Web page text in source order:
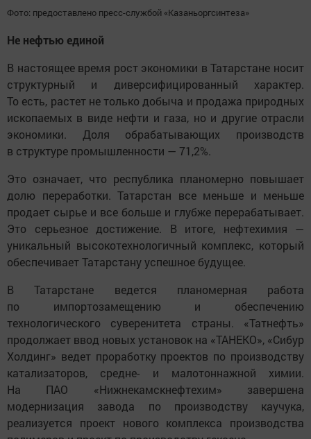
Фото: предоставлено пресс-службой «Казаньоргсинтеза»
Не нефтью единой
В настоящее время рост экономики в Татарстане носит
структурный и диверсифицированный характер.
То есть, растет не только добыча и продажа природных
ископаемых в виде нефти и газа, но и другие отрасли
экономики. Доля обрабатывающих производств
в структуре промышленности — 71,2%.
Это означает, что республика планомерно повышает
долю переработки. Татарстан все меньше и меньше
продает сырье и все больше и глубже перерабатывает.
Это серьезное достижение. В итоге, нефтехимия —
уникальный высокотехнологичный комплекс, который
обеспечивает Татарстану успешное будущее.
В Татарстане ведется планомерная работа
по импортозамещению и обеспечению
технологического суверенитета страны. «Татнефть»
продолжает ввод новых установок на «ТАНЕКО», «Сибур
Холдинг» ведет проработку проектов по производству
катализаторов, средне- и малотоннажной химии.
На ПАО «Нижнекамскнефтехим» завершена
модернизация завода по производству каучука,
реализуется проект нового комплекса производства